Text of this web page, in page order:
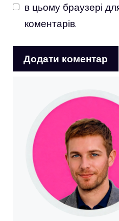
в цьому браузері
коментарів.